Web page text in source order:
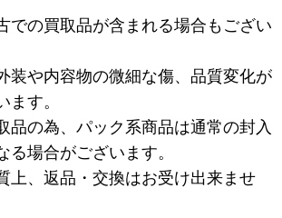
での買取品が含まれる場合もござい
装や内容物の微細な傷、品質変化が
ます。
品の為、パック系商品は通常の封入
る場合がございます。
上、返品・交換はお受け出来ませ